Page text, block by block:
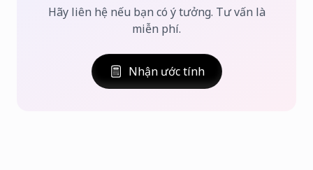
Hãy liên hệ nếu bạn có ý tưởng. Tư vấn là
miễn phí.
Nhận ước tính